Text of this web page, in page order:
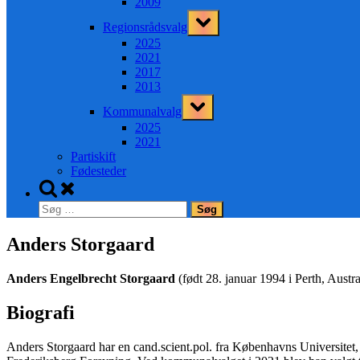
Regionsrådsvalg
Toggle
sub-
2025
2021
2017
2013
Kommunalvalg
Toggle
sub-
2025
2021
Partiskift
Fødesteder
Toggle
search
form
Søg
efter:
Anders Storgaard
Anders Engelbrecht Storgaard (født 28. januar 1994 i Perth,
Biografi
Anders Storgaard har en cand.scient.pol. fra Københavns